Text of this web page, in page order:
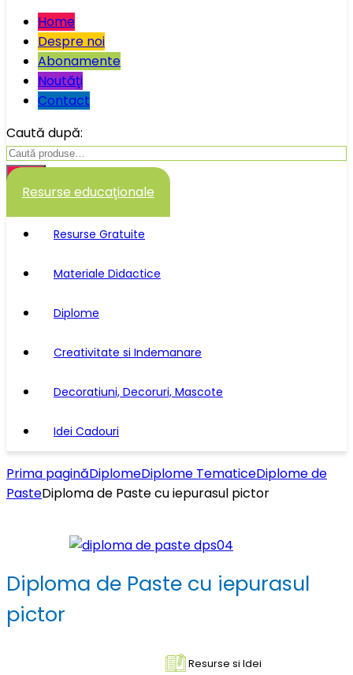
Home
Despre noi
Abonamente
Noutăţi
Contact
Caută după:
Caută
Resurse educaţionale
Resurse Gratuite
Materiale Didactice
Diplome
Creativitate si Indemanare
Decoratiuni, Decoruri, Mascote
Idei Cadouri
Prima paginăDiplomeDiplome TematiceDiplome de
PasteDiploma de Paste cu iepurasul pictor
Diploma de Paste cu iepurasul
pictor
Resurse si Idei